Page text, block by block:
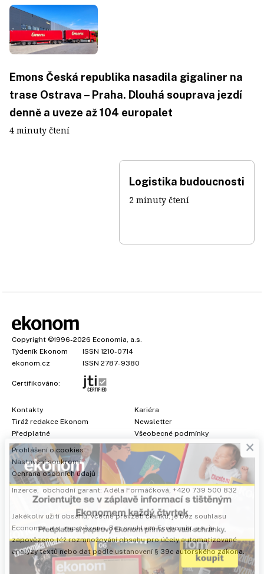
Emons Česká republika nasadila gigaliner na
trase Ostrava – Praha. Dlouhá souprava jezdí
denně a uveze až 104 europalet
4 minuty čtení
Logistika budoucnosti
2 minuty čtení
Copyright ©1996-2026 Economia, a.s.
Týdeník Ekonom
ISSN 1210-0714
ekonom.cz
ISSN 2787-9380
Certifikováno:
Kontakty
Tiráž redakce Ekonom
Předplatné
Kariéra
Newsletter
Všeobecné podmínky
Prohlášení o cookies
Nastavení soukromí
Ochrana osobních údajů
Inzerce, obchodní garant: Adéla Formáčková, +420 739 500 832
Jakékoliv užití obsahu, včetně převzetí článků, je bez souhlasu
Economia, a.s. zapovězeno. Bez souhlasu Economia, a.s. je
zapovězeno též rozmnožování obsahu pro účely automatizované
analýzy textů nebo dat podle ustanovení § 39c autorského zákona.